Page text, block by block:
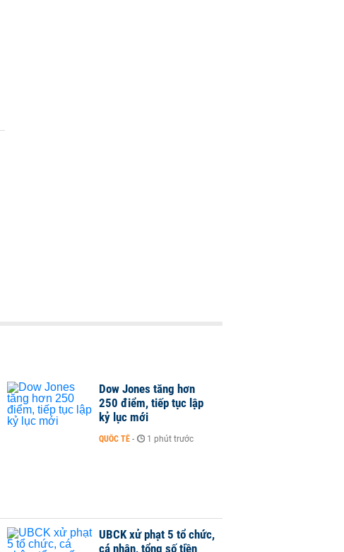
Dow Jones tăng hơn
250 điểm, tiếp tục lập
kỷ lục mới
QUỐC TẾ - 1 phút trước
UBCK xử phạt 5 tổ chức,
cá nhân, tổng số tiền